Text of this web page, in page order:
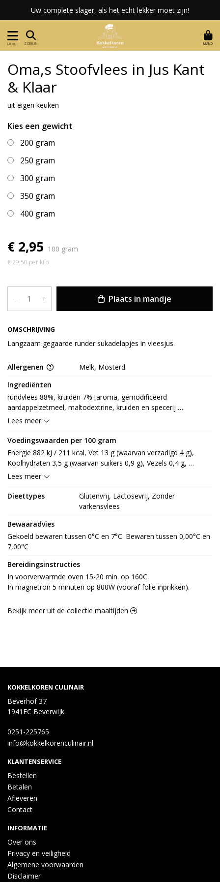
Uw complete slager, als het echt lekker moet zijn!
MENU ZOEKEN MAND
OMSCHRIJVING
Langzaam gegaarde runder sukadelapjes in vleesjus.
Oma,s Stoofvlees in Jus Kant
& Klaar
uit eigen keuken
Kies een gewicht
200 gram
250 gram
300 gram
350 gram
400 gram
€ 2,95 100 gram
€ 29,50 per kilo
– + Plaats in mandje
Allergenen
Melk, Mosterd
Ingrediënten
rundvlees 88%, kruiden 7% [aroma, gemodificeerd
aardappelzetmeel, maltodextrine, kruiden en specerij
[MOSTERDzaad, paprikapoeder, witte peper, koriander,
nootmuskaat, tijm], LACTOSE (MELK), aardappelzetmeel,
gistextract, uipoeder, gejodeerd zout, zout, gebrande
suikerstroop, suiker, rundvleesextract, tomaatpoeder, aroma,
zonnebloemolie, aroma (ui), verdikkingsmiddel: E412],
kruidenolie 4% [raapzaadolie, paprikaconcentraat]
Lees meer
Voedingswaarden per 100 gram
Energie 882 kJ / 211 kcal, Vet 13 g (waarvan verzadigd 4 g),
Koolhydraten 3,5 g (waarvan suikers 0,9 g), Vezels 0,4 g,
Eiwitten 19,8 g, Zout 1,4 g.
Lees meer
Dieettypes
Glutenvrij, Lactosevrij, Zonder
varkensvlees
Bewaaradvies
Gekoeld bewaren tussen 0°C en 7°C. Bewaren tussen 0,00°C en
7,00°C
Bereidingsinstructies
In voorverwarmde oven 15-20 min. op 160C.
In magnetron 5 minuten op 800W (vooraf folie inprikken).
Bekijk meer uit de collectie maaltijden
KOKKELKOREN CULINAIR
Beverhof 37
1941EC Beverwijk
0251-225765
info@kokkelkorenculinair.nl
KLANTENSERVICE
Bestellen
Betalen
Afleveren
Contact
INFORMATIE
Over ons
Privacy en veiligheid
Algemene voorwaarden
Disclaimer